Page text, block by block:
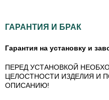
ГАРАНТИЯ И БРАК
Гарантия на установку и
ПЕРЕД УСТАНОВКОЙ
ЦЕЛОСТНОСТИ ИЗДЕЛИЯ И
ОПИСАНИЮ!